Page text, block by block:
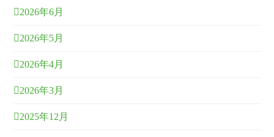
2026年6月
2026年5月
2026年4月
2026年3月
2025年12月